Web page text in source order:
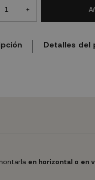
+
Detalles del
en horizontal o en